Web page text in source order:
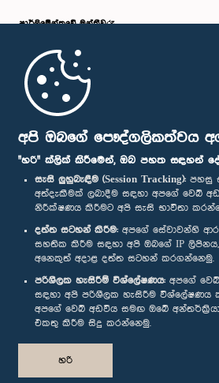
අපි ඔබගේ පෞද්ගලිකත්වය
"හරි" ක්ලික් කිරීමෙන්, ඔබ පහත සඳහන්
සැසි ලුහුබැඳීම (Session Tracking): පහසු
අත්දැකීමක් ලබාදීම සඳහා අපගේ වෙබ්
නිරීක්ෂණය කිරීමට අපි සැසි භාවිතා
දත්ත සටහන් කිරීම: අපගේ සේවාවන්හි
සහතික කිරීම සඳහා අපි ඔබගේ IP
අනෙකුත් අදාළ දත්ත සටහන් කරගන්නෙමු.
පරිශීලක හැසිරීම් විශ්ලේෂණය: අපගේ
සඳහා අපි පරිශීලක හැසිරීම විශ්ලේෂණය
අපගේ වෙබ් අඩවිය සමඟ ඔබේ
එකතු කිරීම සිදු කරන්නෙමු.
හරි
පාර්ලි‌මේන්තුවේ මන්ත්‍රීවරු
මුල් පිටුව
පාර්ලිමේන්තු ජංගම යෙදුම
අප හා සම්බන්ධ වී සිටින්න :
සම්මාන
පෞද්ගලිකත්ව ප්‍රතිපත්තිය